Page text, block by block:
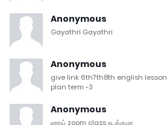
Anonymous
Gayathri Gayathri
Anonymous
give link 6th7th8th english lesson
plan term -3
Anonymous
ஹாய் zoom class நடக்குமா